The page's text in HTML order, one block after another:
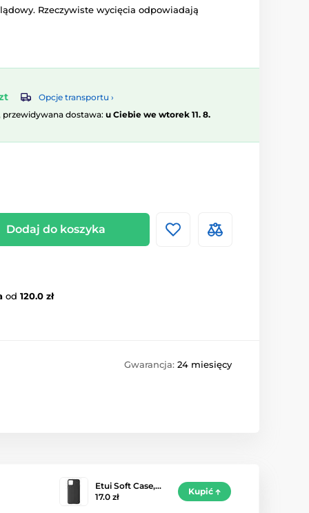
Rzeczywiste wycięcia odpowiadają
Opcje transportu ›
przewidywana dostawa: u Ciebie we wtorek 11. 8.
Dodaj do koszyka
od 120.0 zł
Gwarancja: 24 miesięcy
Etui Soft Case,…
17.0 zł
Kupić